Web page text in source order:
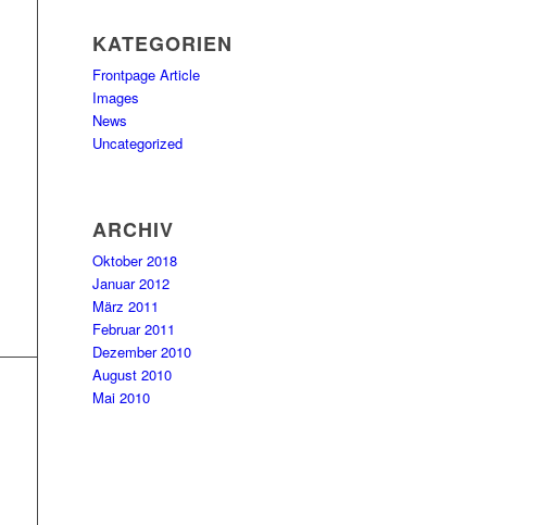
KATEGORIEN
Frontpage Article
Images
News
Uncategorized
ARCHIV
Oktober 2018
Januar 2012
März 2011
Februar 2011
Dezember 2010
August 2010
Mai 2010